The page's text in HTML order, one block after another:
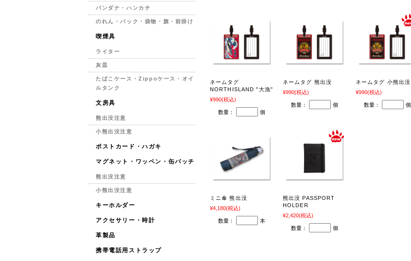
ネームタグ
NORTHISLAND "大漁"
¥990(税込)
数量： 個
ネームタグ 熊出没
¥990(税込)
数量： 個
ネームタグ 小熊出没
¥990(税込)
数量： 個
ミニ傘 熊出没
¥4,180(税込)
数量： 本
熊出没 PASSPORT
HOLDER
¥2,420(税込)
数量： 個
バンダナ・ハンカチ
のれん・バック・袋物・旗・前掛け
喫煙具
ライター
灰皿
たばこケース・Zippoケース・オイ
ルタンク
文房具
熊出没注意
小熊出没注意
ポストカード・ハガキ
マグネット・ワッペン・缶バッチ
熊出没注意
小熊出没注意
キーホルダー
アクセサリー・時計
革製品
携帯電話用ストラップ